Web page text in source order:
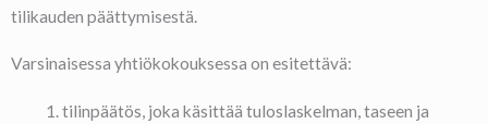
tilikauden päättymisestä.
Varsinaisessa yhtiökokouksessa on esitettävä:
tilinpäätös, joka käsittää tuloslaskelman, taseen ja